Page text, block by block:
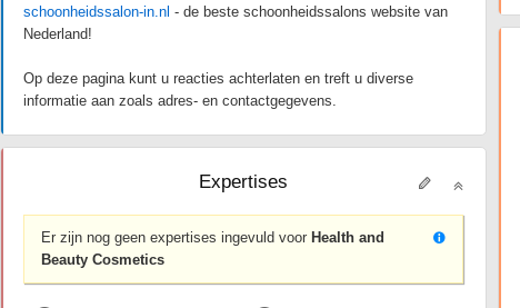
schoonheidssalon-in.nl - de beste schoonheidssalons website van
Nederland!
Op deze pagina kunt u reacties achterlaten en treft u diverse
informatie aan zoals adres- en contactgegevens.
Expertises
Er zijn nog geen expertises ingevuld voor Health and
Beauty Cosmetics